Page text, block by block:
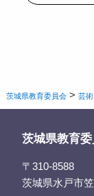
茨城県教育委員会 >芸
茨城県教育
〒310-8588
茨城県水戸市